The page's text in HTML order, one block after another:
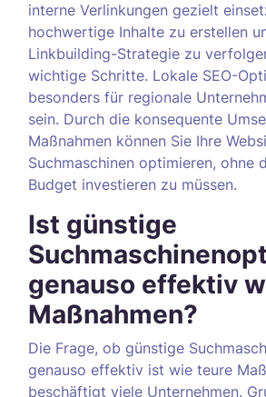
interne Verlinkungen gezielt
hochwertige Inhalte zu erstellen
Linkbuilding-Strategie zu
wichtige Schritte. Lokale SEO-
besonders für regionale
sein. Durch die konsequente
Maßnahmen können Sie Ihre
Suchmaschinen optimieren, ohne
Budget investieren zu müssen.
Ist günstige
genauso effektiv
Maßnahmen?
Die Frage, ob günstige
genauso effektiv ist wie teure
beschäftigt viele Unternehmen.